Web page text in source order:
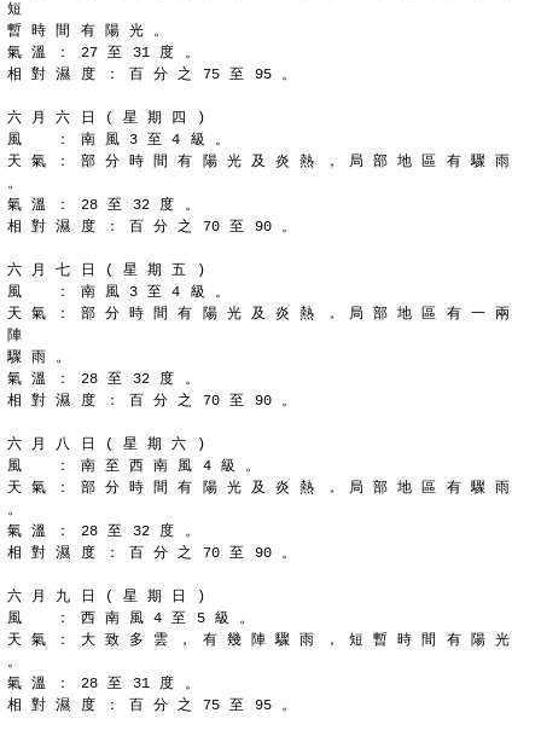
短
暫 時 間 有 陽 光 。
氣 溫 ： 27 至 31 度 。
相 對 濕 度 ： 百 分 之 75 至 95 。
六 月 六 日 ( 星 期 四 )
風 　 ： 南 風 3 至 4 級 。
天 氣 ： 部 分 時 間 有 陽 光 及 炎 熱 ， 局 部 地 區 有 驟 雨
。
氣 溫 ： 28 至 32 度 。
相 對 濕 度 ： 百 分 之 70 至 90 。
六 月 七 日 ( 星 期 五 )
風 　 ： 南 風 3 至 4 級 。
天 氣 ： 部 分 時 間 有 陽 光 及 炎 熱 ， 局 部 地 區 有 一 兩
陣
驟 雨 。
氣 溫 ： 28 至 32 度 。
相 對 濕 度 ： 百 分 之 70 至 90 。
六 月 八 日 ( 星 期 六 )
風 　 ： 南 至 西 南 風 4 級 。
天 氣 ： 部 分 時 間 有 陽 光 及 炎 熱 ， 局 部 地 區 有 驟 雨
。
氣 溫 ： 28 至 32 度 。
相 對 濕 度 ： 百 分 之 70 至 90 。
六 月 九 日 ( 星 期 日 )
風 　 ： 西 南 風 4 至 5 級 。
天 氣 ： 大 致 多 雲 ， 有 幾 陣 驟 雨 ， 短 暫 時 間 有 陽 光
。
氣 溫 ： 28 至 31 度 。
相 對 濕 度 ： 百 分 之 75 至 95 。